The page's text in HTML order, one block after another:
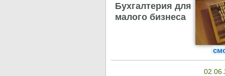
Бухгалтерия для
малого бизнеса